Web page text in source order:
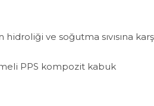
ve soğutma sıvısına
PPS kompozit kabuk